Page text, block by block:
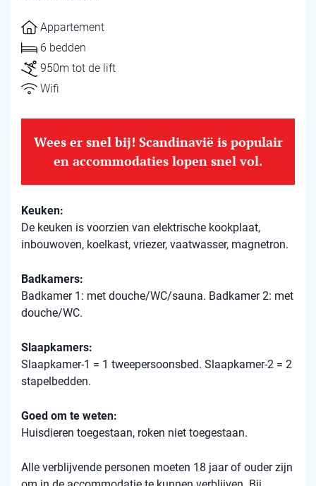
Appartement
6 bedden
950m tot de lift
Wifi
Wees er snel bij! Scandinavië is populair
en accommodaties lopen snel vol.
Keuken:
De keuken is voorzien van elektrische kookplaat,
inbouwoven, koelkast, vriezer, vaatwasser, magnetron.
Badkamers:
Badkamer 1: met douche/WC/sauna. Badkamer 2: met
douche/WC.
Slaapkamers:
Slaapkamer-1 = 1 tweepersoonsbed. Slaapkamer-2 = 2
stapelbedden.
Goed om te weten:
Huisdieren toegestaan, roken niet toegestaan.
Alle verblijvende personen moeten 18 jaar of ouder zijn